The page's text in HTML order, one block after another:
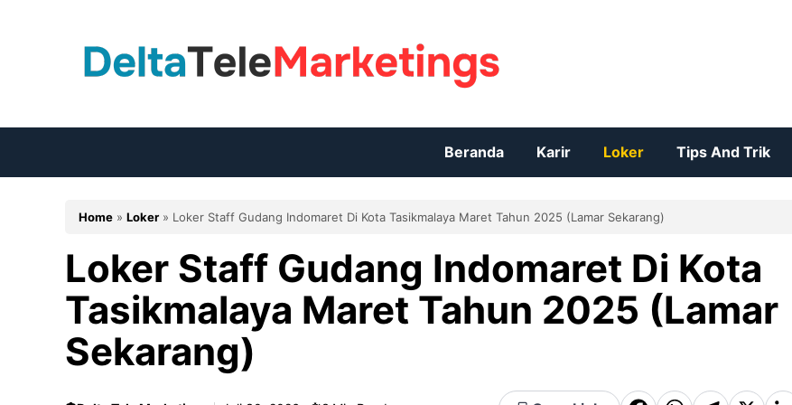
Beranda Karir Loker Tips And Trik
Home » Loker » Loker Staff Gudang Indomaret Di Kota Tasikmalaya Maret Tahun 2025 (Lamar Sekarang)
Loker Staff Gudang Indomaret Di Kota
Tasikmalaya Maret Tahun 2025 (Lamar
Sekarang)